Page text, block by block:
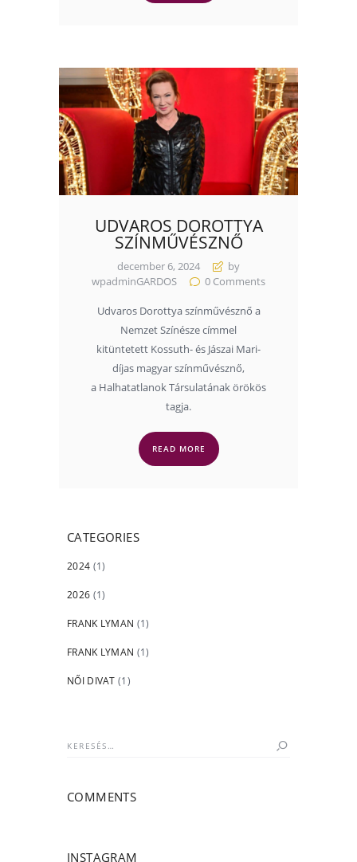
UDVAROS DOROTTYA
SZÍNMŰVÉSZNŐ
december 6, 2024
by
wpadminGARDOS
0 Comments
Udvaros Dorottya színművésznő a
Nemzet Színésze címmel
kitüntetett Kossuth- és Jászai Mari-
díjas magyar színművésznő,
a Halhatatlanok Társulatának örökös
tagja.
READ MORE
CATEGORIES
2024 (1)
2026 (1)
FRANK LYMAN (1)
FRANK LYMAN (1)
NŐI DIVAT (1)
Keresés:
COMMENTS
INSTAGRAM